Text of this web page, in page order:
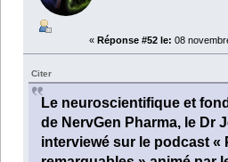
« Réponse #52 le: 08
Citer
Le neuroscientifique et
de NervGen Pharma, le Dr
interviewé sur le podcast «